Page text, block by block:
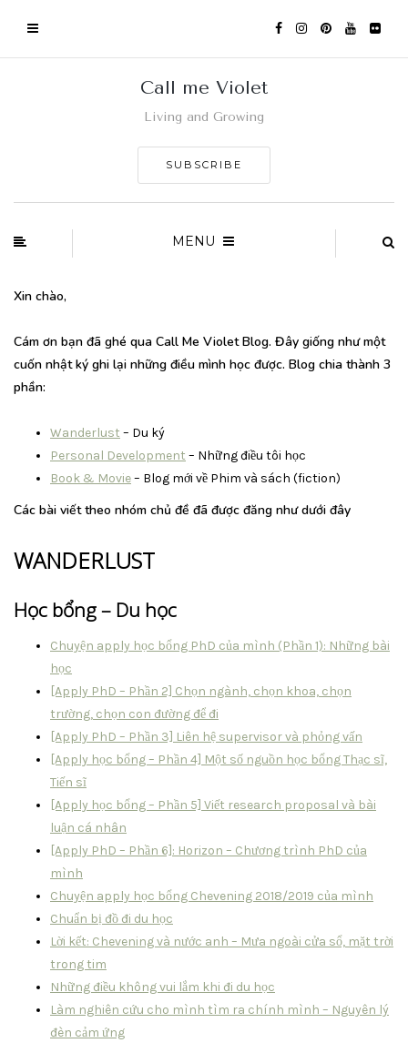
Call me Violet
Living and Growing
SUBSCRIBE
MENU
Xin chào,
Cám ơn bạn đã ghé qua Call Me Violet Blog. Đây giống như một
cuốn nhật ký ghi lại những điều mình học được. Blog chia thành 3
phần:
Wanderlust – Du ký
Personal Development – Những điều tôi học
Book & Movie– Blog mới về Phim và sách (fiction)
Các bài viết theo nhóm chủ đề đã được đăng như dưới đây
WANDERLUST
Học bổng – Du học
Chuyện apply học bổng PhD của mình (Phần 1): Những bài
học
[Apply PhD – Phần 2] Chọn ngành, chọn khoa, chọn
trường, chọn con đường để đi
[Apply PhD – Phần 3] Liên hệ supervisor và phỏng vấn
[Apply học bổng – Phần 4] Một số nguồn học bổng Thạc sĩ,
Tiến sĩ
[Apply học bổng – Phần 5] Viết research proposal và bài
luận cá nhân
[Apply PhD – Phần 6]: Horizon – Chương trình PhD của
mình
Chuyện apply học bổng Chevening 2018/2019 của mình
Chuẩn bị đồ đi du học
Lời kết: Chevening và nước anh – Mưa ngoài cửa sổ, mặt trời
trong tim
Những điều không vui lắm khi đi du học
Làm nghiên cứu cho mình tìm ra chính mình – Nguyên lý
đèn cảm ứng